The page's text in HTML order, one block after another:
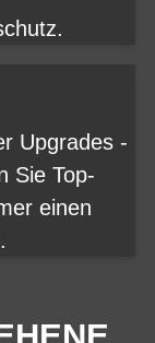
Upgrades -
Sie Top-
einen